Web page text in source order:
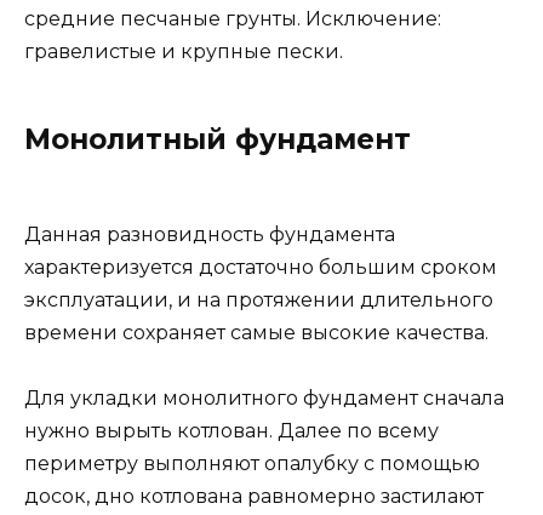
средние песчаные грунты. Исключение:
гравелистые и крупные пески.
Монолитный фундамент
Данная разновидность фундамента
характеризуется достаточно большим сроком
эксплуатации, и на протяжении длительного
времени сохраняет самые высокие качества.
Для укладки монолитного фундамент сначала
нужно вырыть котлован. Далее по всему
периметру выполняют опалубку с помощью
досок, дно котлована равномерно застилают